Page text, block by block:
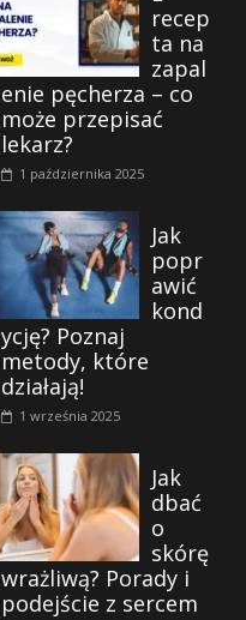
recep
ta na
zapal
enie pęcherza – co
może przepisać
lekarz?
1 października 2025
Jak
popr
awić
kond
ycję? Poznaj
metody, które
działają!
1 września 2025
Jak
dbać
o
skórę
wrażliwą? Porady i
podejście z sercem